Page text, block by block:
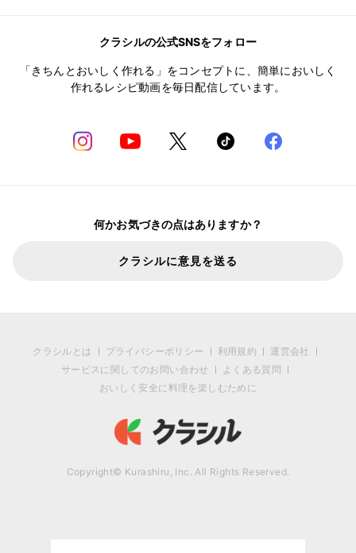
クラシルの公式SNSをフォロー
「きちんとおいしく作れる」をコンセプトに、簡単においしく
作れるレシピ動画を毎日配信しています。
何かお気づきの点はありますか？
クラシルに意見を送る
クラシルとは プライバシーポリシー 利用規約
運営会社
サービスに関してのお問い合わせ
よくある質問
おいしく安全に料理を楽しむために
Copyright© Kurashiru, Inc. All Rights Reserved.